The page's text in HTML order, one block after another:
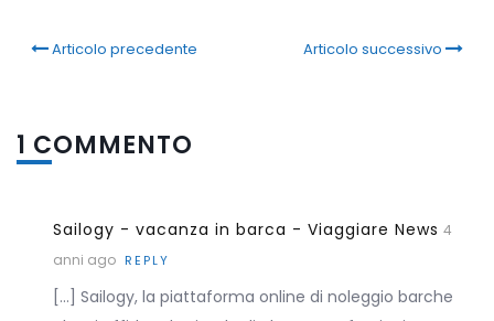
Articolo precedente Articolo successivo
1 COMMENTO
Sailogy - vacanza in barca - Viaggiare News 4
anni ago REPLY
[…] Sailogy, la piattaforma online di noleggio barche